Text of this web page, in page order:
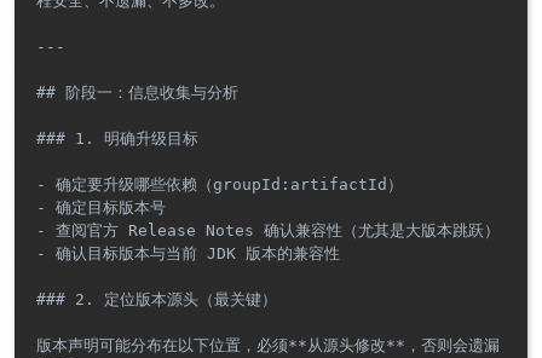
---
## 阶段一：信息收集与分析
### 1. 明确升级目标
- 确定要升级哪些依赖（groupId:artifactId）
- 确定目标版本号
- 查阅官方 Release Notes 确认兼容性（尤其是大版本跳跃）
- 确认目标版本与当前 JDK 版本的兼容性
### 2. 定位版本源头（最关键）
版本声明可能分布在以下位置，必须**从源头修改**，否则会遗漏